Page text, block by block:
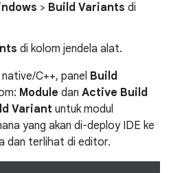
> Build Variants di
di kolom jendela alat.
C++, panel Build
Module dan Active Build
Variant untuk modul
yang akan di-deploy IDE ke
dan terlihat di editor.